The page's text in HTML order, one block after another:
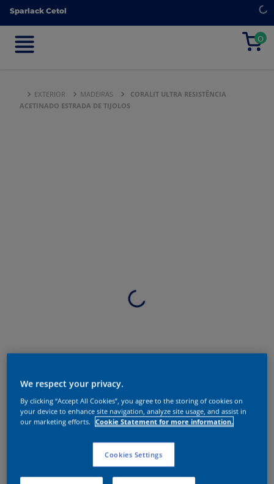
Sparlack Cetol
0
Sparlack Cetol
0
EXTERIOR MADEIRAS
CORALIT ULTRA RESISTÊNCIA
ACETINADO ESTRADA DE TIJOLOS
We respect your privacy.
By clicking “Accept All Cookies”, you agree to the storing of cookies on
your device to enhance site navigation, analyze site usage, and assist in
our marketing efforts.
Cookie Statement for more information.
Cookies Settings